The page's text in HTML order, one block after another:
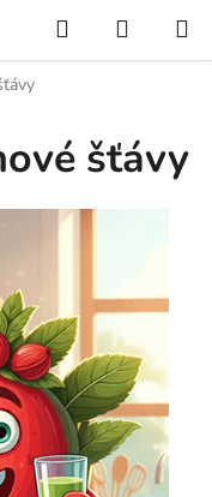
Hledat
KOŠÍK
šťávy